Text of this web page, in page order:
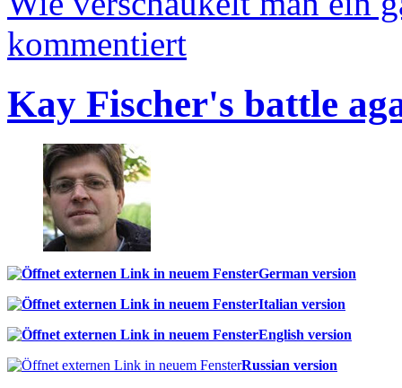
kommentiert
Kay Fischer's battle
German version
Italian version
English version
Russian version